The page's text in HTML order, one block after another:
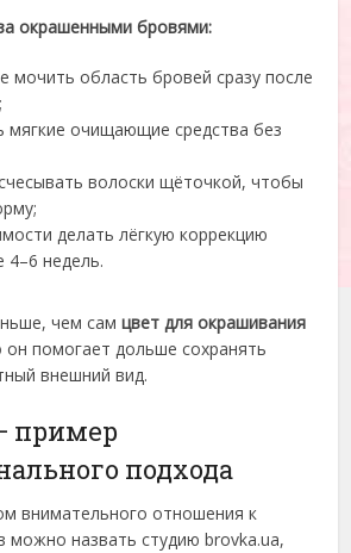
окрашенными бровями:
мочить область бровей сразу после
мягкие очищающие средства без
волоски щёточкой, чтобы
делать лёгкую коррекцию
4–6 недель.
чем самцвет для окрашивания
помогает дольше сохранять
внешний вид.
пример
подхода
внимательного отношения к
можно назвать студию brovka.ua,